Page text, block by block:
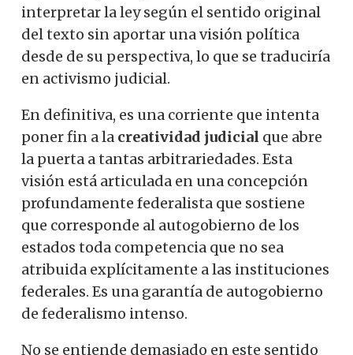
interpretar la ley según el sentido original
del texto sin aportar una visión política
desde de su perspectiva, lo que se traduciría
en activismo judicial.
En definitiva, es una corriente que intenta
poner fin a la creatividad judicial que abre
la puerta a tantas arbitrariedades. Esta
visión está articulada en una concepción
profundamente federalista que sostiene
que corresponde al autogobierno de los
estados toda competencia que no sea
atribuida explícitamente a las instituciones
federales. Es una garantía de autogobierno
de federalismo intenso.
No se entiende demasiado en este sentido